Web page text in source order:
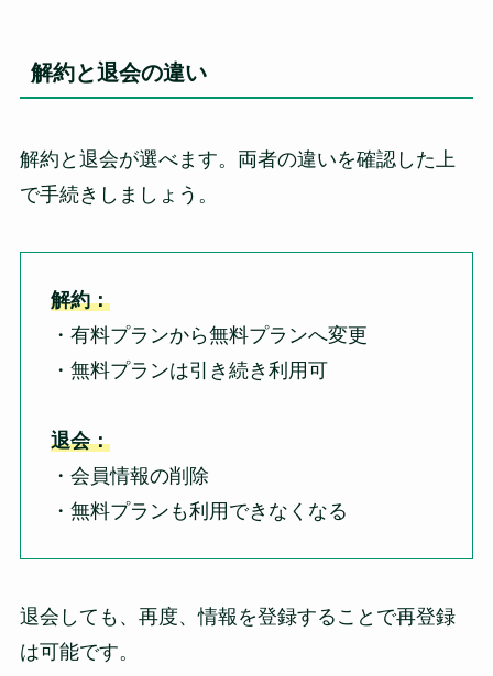
解約と退会の違い
解約と退会が選べます。両者の違いを確認した上
で手続きしましょう。
解約：
・有料プランから無料プランへ変更
・無料プランは引き続き利用可
退会：
・会員情報の削除
・無料プランも利用できなくなる
退会しても、再度、情報を登録することで再登録
は可能です。